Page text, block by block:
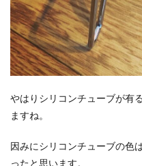
やはりシリコンチューブが有
ますね。
因みにシリコンチューブの色
ったと思います。